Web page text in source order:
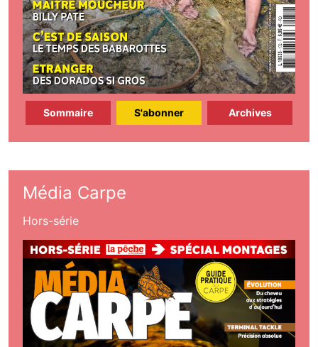
Sommaire S'abonner Archives
Média Carpe
Hors-série